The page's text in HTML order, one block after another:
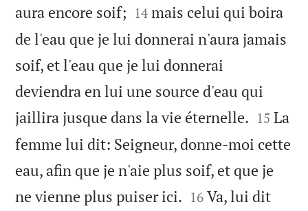
aura encore soif; 

14 mais celui qui boira
de l'eau que je lui donnerai n'aura jamais
soif, et l'eau que je lui donnerai
deviendra en lui une source d'eau qui
jaillira jusque dans la vie éternelle. 

15 La
femme lui dit: Seigneur, donne-moi cette
eau, afin que je n'aie plus soif, et que je
ne vienne plus puiser ici. 

16 Va, lui dit